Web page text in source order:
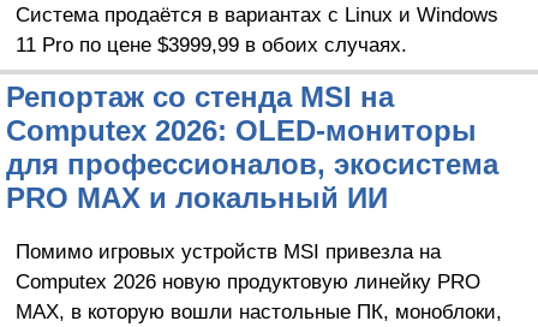
Система продаётся в вариантах с Linux и Windows
11 Pro по цене $3999,99 в обоих случаях.
Репортаж со стенда MSI на
Computex 2026: OLED-мониторы
для профессионалов, экосистема
PRO MAX и локальный ИИ
Помимо игровых устройств MSI привезла на
Computex 2026 новую продуктовую линейку PRO
MAX, в которую вошли настольные ПК, моноблоки,